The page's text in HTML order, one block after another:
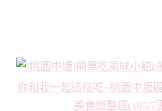
你和我一起這樣吃~桃園中壢
美食總整理(105/7